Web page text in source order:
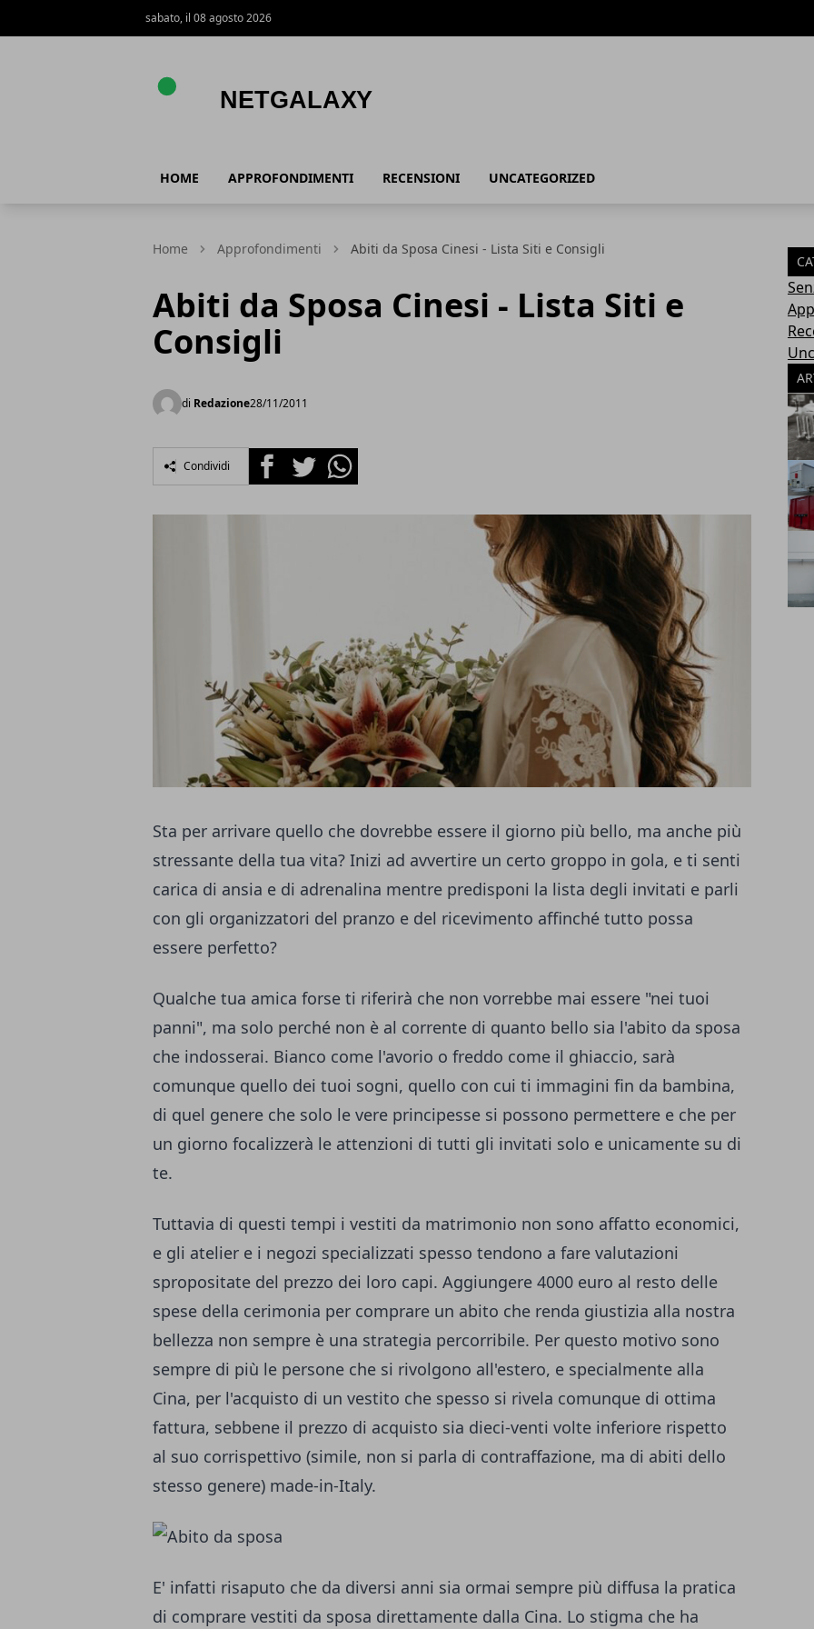
sabato, il 08 agosto 2026
HOME APPROFONDIMENTI RECENSIONI UNCATEGORIZED
Home Approfondimenti Abiti da Sposa Cinesi - Lista Siti e Consigli
Abiti da Sposa Cinesi - Lista Siti e
Consigli
di Redazione28/11/2011
Condividi FacebookTwitterWhatsapp
Sta per arrivare quello che dovrebbe essere il giorno più bello, ma anche più
stressante della tua vita? Inizi ad avvertire un certo groppo in gola, e ti senti
carica di ansia e di adrenalina mentre predisponi la lista degli invitati e parli
con gli organizzatori del pranzo e del ricevimento affinché tutto possa
essere perfetto?
Qualche tua amica forse ti riferirà che non vorrebbe mai essere "nei tuoi
panni", ma solo perché non è al corrente di quanto bello sia l'abito da sposa
che indosserai. Bianco come l'avorio o freddo come il ghiaccio, sarà
comunque quello dei tuoi sogni, quello con cui ti immagini fin da bambina,
di quel genere che solo le vere principesse si possono permettere e che per
un giorno focalizzerà le attenzioni di tutti gli invitati solo e unicamente su di
te.
Tuttavia di questi tempi i vestiti da matrimonio non sono affatto economici,
e gli atelier e i negozi specializzati spesso tendono a fare valutazioni
spropositate del prezzo dei loro capi. Aggiungere 4000 euro al resto delle
spese della cerimonia per comprare un abito che renda giustizia alla nostra
bellezza non sempre è una strategia percorribile. Per questo motivo sono
sempre di più le persone che si rivolgono all'estero, e specialmente alla
Cina, per l'acquisto di un vestito che spesso si rivela comunque di ottima
fattura, sebbene il prezzo di acquisto sia dieci-venti volte inferiore rispetto
al suo corrispettivo (simile, non si parla di contraffazione, ma di abiti dello
stesso genere) made-in-Italy.
E' infatti risaputo che da diversi anni sia ormai sempre più diffusa la pratica
di comprare vestiti da sposa direttamente dalla Cina. Lo stigma che ha